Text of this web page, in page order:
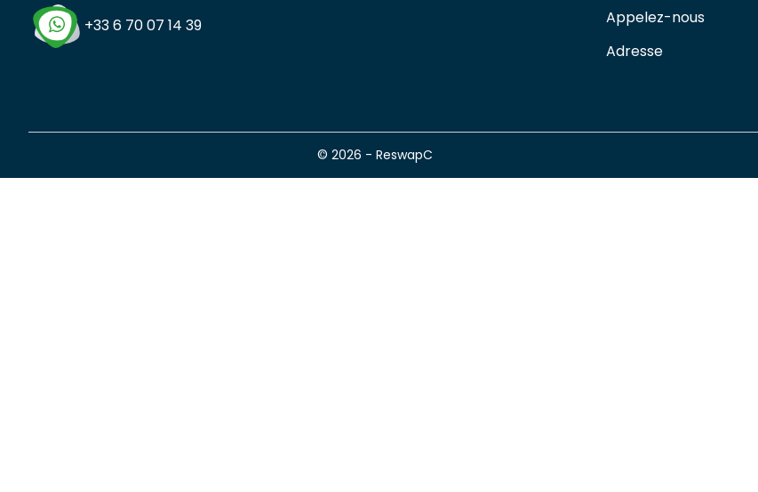
+33 6 70 07 14 39
Appelez-nous
Adresse
© 2026 - ReswapC